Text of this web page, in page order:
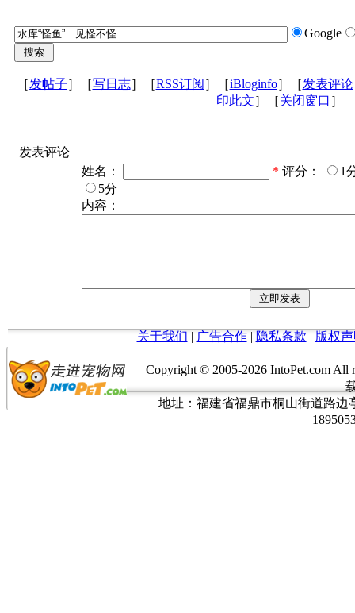
Google
［发帖子］［写日志］［RSS订阅 ］［iBloginfo］［发表评论
印此文］［关闭窗口 ］
发表评论
姓名：
* 评分：
1
5分
内容：
关于我们 | 广告合作| 隐私条款 | 版权
Copyright © 2005-2026 IntoPet.com
地址：福建省福鼎市桐山街道路边